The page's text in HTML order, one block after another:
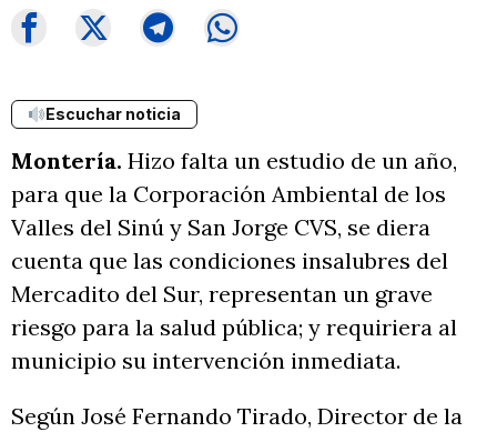
Escuchar noticia
Montería. Hizo falta un estudio de un año,
para que la Corporación Ambiental de los
Valles del Sinú y San Jorge CVS, se diera
cuenta que las condiciones insalubres del
Mercadito del Sur, representan un grave
riesgo para la salud pública; y requiriera al
municipio su intervención inmediata.
Según José Fernando Tirado, Director de la